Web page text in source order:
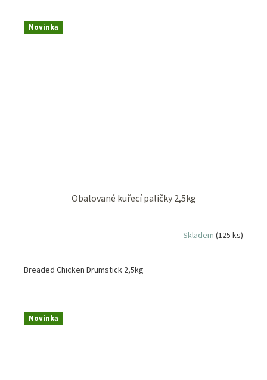
Novinka
Obalované kuřecí paličky 2,5kg
Skladem (125 ks)
Breaded Chicken Drumstick 2,5kg
Novinka